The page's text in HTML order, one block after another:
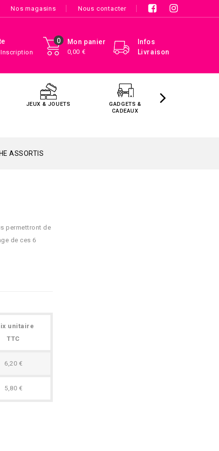
Nos magasins Nous contacter
Infos
Livraison
Mon panier
0,00 €
0
JEUX & JOUETS
GADGETS &
CADEAUX
ASSORTIS
permettront de
de ces 6
unitaire
TTC
6,20 €
5,80 €